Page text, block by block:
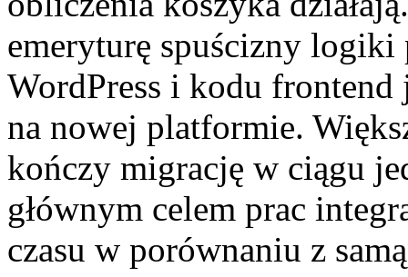
emeryturę spuścizny
WordPress i kodu
na nowej platformie.
kończy migrację w ciągu
głównym celem prac
czasu w porównaniu z